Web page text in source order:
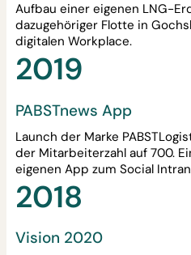
Aufbau einer eigenen LNG-
dazugehöriger Flotte in
digitalen Workplace.
2019
PABSTnews App
Launch der Marke
der Mitarbeiterzahl auf 700.
eigenen App zum Social
2018
Vision 2020